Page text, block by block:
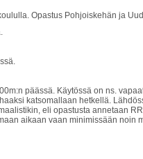
Opastus Pohjoiskehän ja
päässä. Käytössä on ns.
katsomallaan hetkellä.
eli opastusta annetaan
aikaan vaan minimissään noin